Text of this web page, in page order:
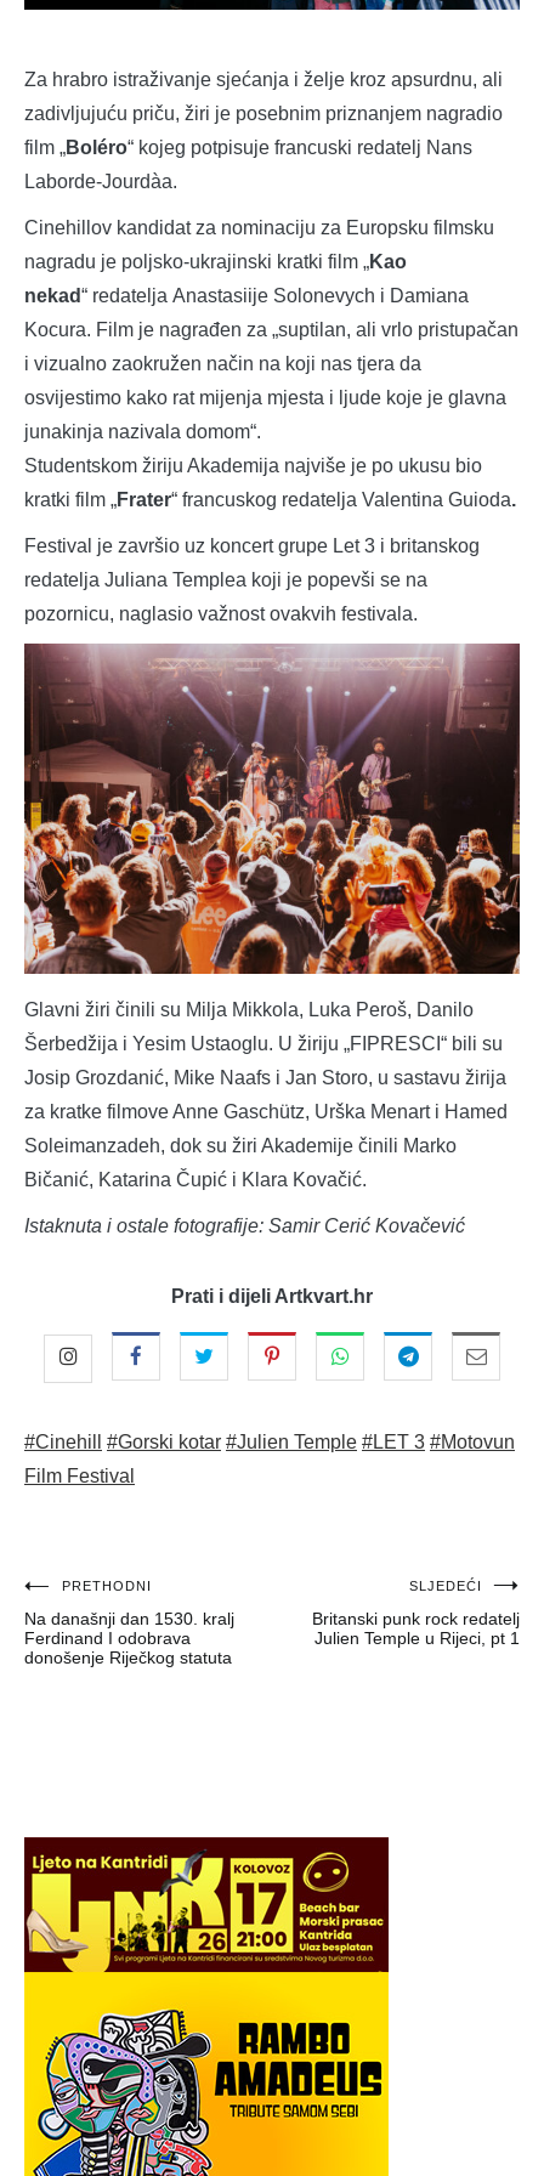
Za hrabro istraživanje sjećanja i želje kroz apsurdnu, ali
zadivljujuću priču, žiri je posebnim priznanjem nagradio
film „Boléro“ kojeg potpisuje francuski redatelj Nans
Laborde-Jourdàa.
Cinehillov kandidat za nominaciju za Europsku filmsku
nagradu je poljsko-ukrajinski kratki film „Kao
nekad“ redatelja Anastasiije Solonevych i Damiana
Kocura. Film je nagrađen za „suptilan, ali vrlo pristupačan
i vizualno zaokružen način na koji nas tjera da
osvijestimo kako rat mijenja mjesta i ljude koje je glavna
junakinja nazivala domom“.
Studentskom žiriju Akademija najviše je po ukusu bio
kratki film „Frater“ francuskog redatelja Valentina Guioda.
Festival je završio uz koncert grupe Let 3 i britanskog
redatelja Juliana Templea koji je popevši se na
pozornicu, naglasio važnost ovakvih festivala.
Glavni žiri činili su Milja Mikkola, Luka Peroš, Danilo
Šerbedžija i Yesim Ustaoglu. U žiriju „FIPRESCI“ bili su
Josip Grozdanić, Mike Naafs i Jan Storo, u sastavu žirija
za kratke filmove Anne Gaschütz, Urška Menart i Hamed
Soleimanzadeh, dok su žiri Akademije činili Marko
Bičanić, Katarina Čupić i Klara Kovačić.
Istaknuta i ostale fotografije: Samir Cerić Kovačević
Prati i dijeli Artkvart.hr
#Cinehill #Gorski kotar #Julien Temple #LET 3 #Motovun
Film Festival
Navigacija
objava
PRETHODNI
Na današnji dan 1530. kralj
Ferdinand I odobrava
donošenje Riječkog statuta
SLJEDEĆI
Britanski punk rock redatelj
Julien Temple u Rijeci, pt 1